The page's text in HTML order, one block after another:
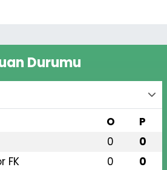
Durumu
O P
0 0
FK 0 0